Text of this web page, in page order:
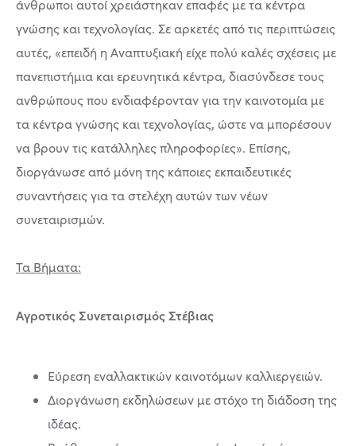
άνθρωποι αυτοί χρειάστηκαν επαφές με τα κέντρα
γνώσης και τεχνολογίας. Σε αρκετές από τις περιπτώσεις
αυτές, «επειδή η Αναπτυξιακή είχε πολύ καλές σχέσεις με
πανεπιστήμια και ερευνητικά κέντρα, διασύνδεσε τους
ανθρώπους που ενδιαφέρονταν για την καινοτομία με
τα κέντρα γνώσης και τεχνολογίας, ώστε να μπορέσουν
να βρουν τις κατάλληλες πληροφορίες». Επίσης,
διοργάνωσε από μόνη της κάποιες εκπαιδευτικές
συναντήσεις για τα στελέχη αυτών των νέων
συνεταιρισμών.
Τα Βήματα:
Αγροτικός Συνεταιρισμός Στέβιας
Εύρεση εναλλακτικών καινοτόμων καλλιεργειών.
Διοργάνωση εκδηλώσεων με στόχο τη διάδοση της
ιδέας.